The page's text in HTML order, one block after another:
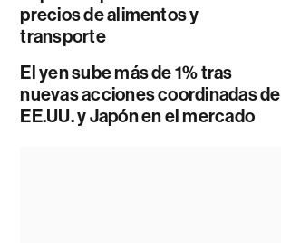
precios de alimentos y
transporte
El yen sube más de 1% tras
nuevas acciones coordinadas de
EE.UU. y Japón en el mercado